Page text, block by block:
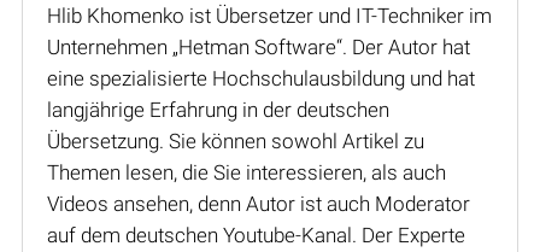
Hlib Khomenko ist Übersetzer und IT-Techniker im
Unternehmen „Hetman Software“. Der Autor hat
eine spezialisierte Hochschulausbildung und hat
langjährige Erfahrung in der deutschen
Übersetzung. Sie können sowohl Artikel zu
Themen lesen, die Sie interessieren, als auch
Videos ansehen, denn Autor ist auch Moderator
auf dem deutschen Youtube-Kanal. Der Experte